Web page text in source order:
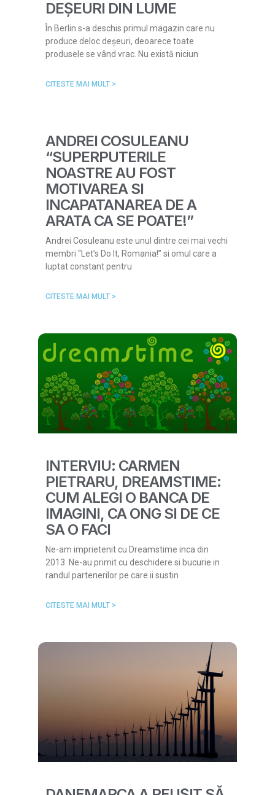
DEȘEURI DIN LUME
În Berlin s-a deschis primul magazin care nu
produce deloc deșeuri, deoarece toate
produsele se vând vrac. Nu există niciun
CITESTE MAI MULT >
ANDREI COSULEANU
“SUPERPUTERILE
NOASTRE AU FOST
MOTIVAREA SI
INCAPATANAREA DE A
ARATA CA SE POATE!”
Andrei Cosuleanu este unul dintre cei mai vechi
membri “Let’s Do It, Romania!” si omul care a
luptat constant pentru
CITESTE MAI MULT >
INTERVIU: CARMEN
PIETRARU, DREAMSTIME:
CUM ALEGI O BANCA DE
IMAGINI, CA ONG SI DE CE
SA O FACI
Ne-am imprietenit cu Dreamstime inca din
2013. Ne-au primit cu deschidere si bucurie in
randul partenerilor pe care ii sustin
CITESTE MAI MULT >